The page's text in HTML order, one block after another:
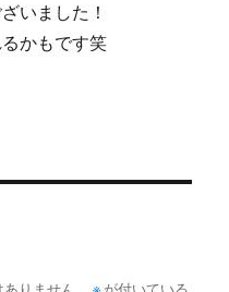
いました！
かもです笑